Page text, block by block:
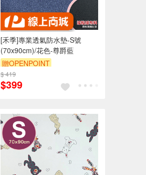
[禾季]專業透氣防水墊-S號
(70x90cm)/花色-尊爵藍
贈OPENPOINT
訂單滿 2000 元折抵 100元
（運費不算在 2000 元的範圍
$ 419
$399